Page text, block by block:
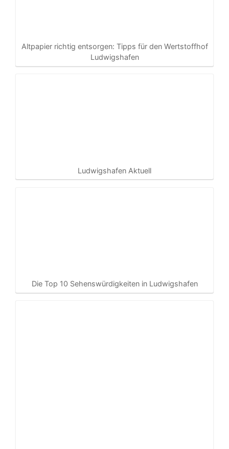
Altpapier richtig entsorgen: Tipps für den Wertstoffhof
Ludwigshafen
Ludwigshafen Aktuell
Die Top 10 Sehenswürdigkeiten in Ludwigshafen